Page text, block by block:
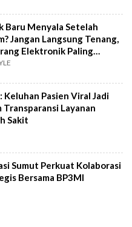
Baru Menyala Setelah
Jangan Langsung Tenang,
Elektronik Paling
Rusak
Keluhan Pasien Viral Jadi
Transparansi Layanan
Sakit
Sumut Perkuat Kolaborasi
Bersama BP3MI